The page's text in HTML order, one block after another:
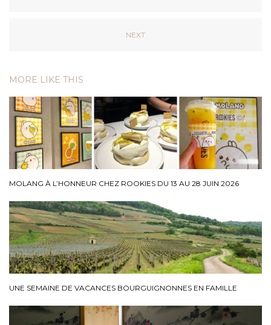
NEXT
MORE LIKE THIS
MOLANG À L’HONNEUR CHEZ ROOKIES DU 13 AU 28 JUIN 2026
UNE SEMAINE DE VACANCES BOURGUIGNONNES EN FAMILLE